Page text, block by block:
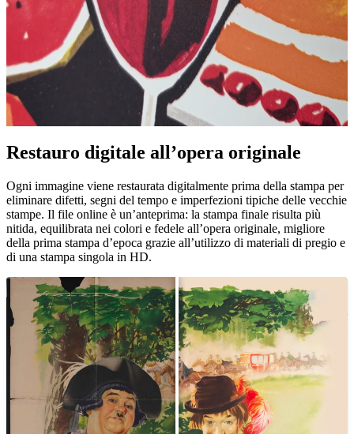
Pause
Restauro digitale all’opera originale
Ogni immagine viene restaurata digitalmente prima della stampa per
eliminare difetti, segni del tempo e imperfezioni tipiche delle vecchie
stampe. Il file online è un’anteprima: la stampa finale risulta più
nitida, equilibrata nei colori e fedele all’opera originale, migliore
della prima stampa d’epoca grazie all’utilizzo di materiali di pregio e
di una stampa singola in HD.